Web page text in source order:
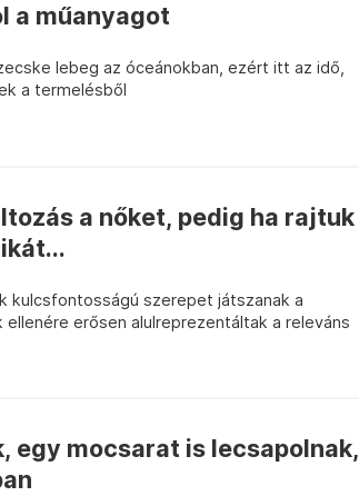
a műanyagot
lebeg az óceánokban, ezért itt az idő,
a termelésből
a nőket, pedig ha rajtuk
kulcsfontosságú szerepet játszanak a
erősen alulreprezentáltak a releváns
egy mocsarat is lecsapolnak,